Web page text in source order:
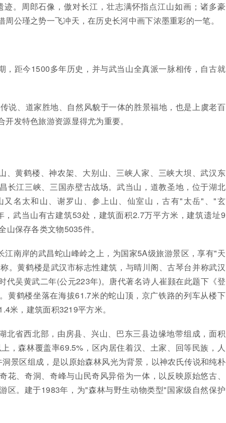
迹。周郎石像，傲对长江，壮志满怀指点江山如画；诸多豪
公瑾之势一飞冲天，在历史长河中画下浓墨重彩的一笔。
，距今1500多年历史，并与武当山全真派一脉相传，自古就
说、道家胜地、自然风貌于一体的胜景福地，也是上虞老百
发特色旅游资源显得尤为重要。
、黄鹤楼、神农架、大别山、三峡人家、三峡大坝、武汉东
长江三峡、三国赤壁古战场。武当山，道教圣地，位于湖北
又名太和山、谢罗山、参上山、仙室山，古有"太岳"、"玄
武当山有古建筑53处，建筑面积2.7万平方米，建筑遗址9
保存各类文物5035件。
江南岸的武昌蛇山峰岭之上，为国家5A级旅游景区，享有"天
。黄鹤楼是武汉市标志性建筑，与晴川阁、古琴台并称武汉
代吴黄武二年(公元223年)。唐代著名诗人崔颢在此题下《登
黄鹤楼坐落在海拔61.7米的蛇山顶，京广铁路的列车从楼下
米，建筑面积3219平方米。
北省西北部，由房县、兴山、巴东三县边缘地带组成，面积
，森林覆盖率69.5%，区内居住着汉、土家、回等民族，人
景区组成，是以原始森林风光为背景，以神农氏传说和纯朴
花、奇洞、奇峰与山民奇风异俗为一体，以反映原始悠古、
区。建于1983年，为"森林与野生动物类型"国家级自然保护